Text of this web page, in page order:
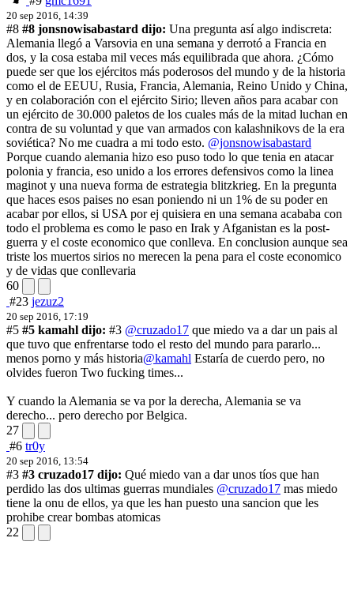
20 sep 2016, 14:39
#8 #8 jonsnowisabastard dijo: Una pregunta así algo indiscreta:
Alemania llegó a Varsovia en una semana y derrotó a Francia en
dos, y la cosa estaba mil veces más equilibrada que ahora. ¿Cómo
puede ser que los ejércitos más poderosos del mundo y de la historia
como el de EEUU, Rusia, Francia, Alemania, Reino Unido y China,
y en colaboración con el ejército Sirio; lleven años para acabar con
un ejército de 30.000 paletos de los cuales más de la mitad luchan en
contra de su voluntad y que van armados con kalashnikovs de la era
soviética? No me cuadra a mi todo esto. @jonsnowisabastard
Porque cuando alemania hizo eso puso todo lo que tenia en atacar
polonia y francia, eso unido a los errores defensivos como la linea
maginot y una nueva forma de estrategia blitzkrieg. En la pregunta
que haces esos paises no esan poniendo ni un 1% de su poder en
acabar por ellos, si USA por ej quisiera en una semana acababa con
todo el problema es como le paso en Irak y Afganistan es la post-
guerra y el coste economico que conlleva. En conclusion aunque sea
triste los muertos sirios no merecen la pena para el coste economico
y de vidas que conllevaria
60
#23 jezuz2
20 sep 2016, 17:19
#5 #5 kamahl dijo: #3 @cruzado17 que miedo va a dar un pais al
que tuvo que enfrentarse todo el resto del mundo para pararlo...
menos porno y más historia@kamahl Estaría de cuerdo pero, no
olvides fueron Two fucking times...
Y cuando la Alemania se va por la derecha, Alemania se va
derecho... pero derecho por Belgica.
27
#6 tr0y
20 sep 2016, 13:54
#3 #3 cruzado17 dijo: Qué miedo van a dar unos tíos que han
perdido las dos ultimas guerras mundiales @cruzado17 mas miedo
tiene la onu de ellos, ya que les han puesto una sancion que les
prohibe crear bombas atomicas
22